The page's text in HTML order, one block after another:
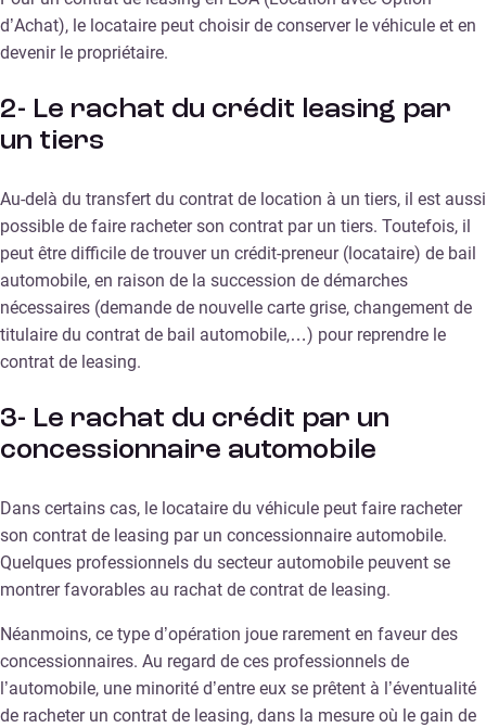
d’Achat), le locataire peut choisir de conserver le véhicule et en
devenir le propriétaire.
2- Le rachat du crédit leasing par
un tiers
Au-delà du transfert du contrat de location à un tiers, il est aussi
possible de faire racheter son contrat par un tiers. Toutefois, il
peut être difficile de trouver un crédit-preneur (locataire) de bail
automobile, en raison de la succession de démarches
nécessaires (demande de nouvelle carte grise, changement de
titulaire du contrat de bail automobile,…) pour reprendre le
contrat de leasing.
3- Le rachat du crédit par un
concessionnaire automobile
Dans certains cas, le locataire du véhicule peut faire racheter
son contrat de leasing par un concessionnaire automobile.
Quelques professionnels du secteur automobile peuvent se
montrer favorables au rachat de contrat de leasing.
Néanmoins, ce type d’opération joue rarement en faveur des
concessionnaires. Au regard de ces professionnels de
l’automobile, une minorité d’entre eux se prêtent à l’éventualité
de racheter un contrat de leasing, dans la mesure où le gain de